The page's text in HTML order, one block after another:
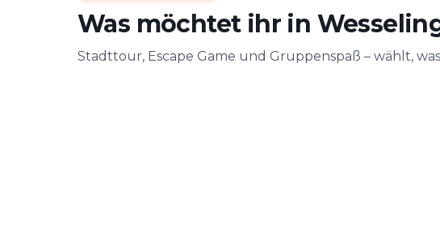
Was möchtet ihr in
Stadttour, Escape Game und Gruppenspaß – wählt,